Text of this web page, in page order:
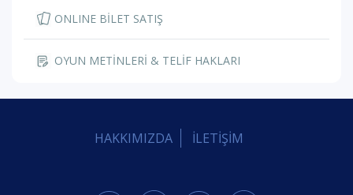
ONLINE BİLET SATIŞ
OYUN METİNLERİ & TELİF HAKLARI
HAKKIMIZDA İLETİŞİM